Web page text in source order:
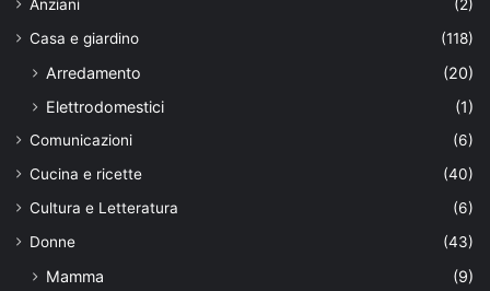
Anziani
(2)
Casa e giardino
(118)
Arredamento
(20)
Elettrodomestici
(1)
Comunicazioni
(6)
Cucina e ricette
(40)
Cultura e Letteratura
(6)
Donne
(43)
Mamma (9)